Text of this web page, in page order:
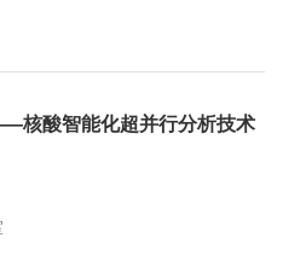
核酸智能化超并行分析技术